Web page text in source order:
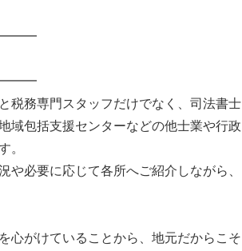
税務専門スタッフだけでなく、司法書士
域包括支援センターなどの他士業や行政
。
や必要に応じて各所へご紹介しながら、
心がけていることから、地元だからこそ